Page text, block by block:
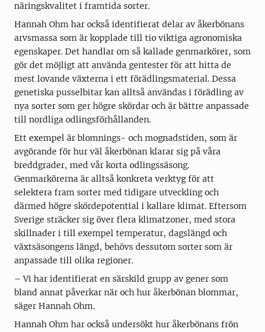
näringskvalitet i framtida sorter.
Hannah Ohm har också identifierat delar av åkerbönans
arvsmassa som är kopplade till tio viktiga agronomiska
egenskaper. Det handlar om så kallade genmarkörer, som
gör det möjligt att använda gentester för att hitta de
mest lovande växterna i ett förädlingsmaterial. Dessa
genetiska pusselbitar kan alltså användas i förädling av
nya sorter som ger högre skördar och är bättre anpassade
till nordliga odlingsförhållanden.
Ett exempel är blomnings- och mognadstiden, som är
avgörande för hur väl åkerbönan klarar sig på våra
breddgrader, med vår korta odlingssäsong.
Genmarkörerna är alltså konkreta verktyg för att
selektera fram sorter med tidigare utveckling och
därmed högre skördepotential i kallare klimat. Eftersom
Sverige sträcker sig över flera klimatzoner, med stora
skillnader i till exempel temperatur, dagslängd och
växtsäsongens längd, behövs dessutom sorter som är
anpassade till olika regioner.
– Vi har identifierat en särskild grupp av gener som
bland annat påverkar när och hur åkerbönan blommar,
säger Hannah Ohm.
Hannah Ohm har också undersökt hur åkerbönans frön